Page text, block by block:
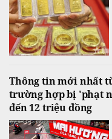
Thông tin mới nhất
trường hợp bị 'phạt
đến 12 triệu đồng